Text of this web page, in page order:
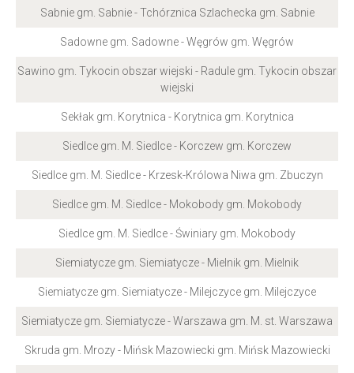
Sabnie gm. Sabnie - Tchórznica Szlachecka gm. Sabnie
Sadowne gm. Sadowne - Węgrów gm. Węgrów
Sawino gm. Tykocin obszar wiejski - Radule gm. Tykocin obszar
wiejski
Sekłak gm. Korytnica - Korytnica gm. Korytnica
Siedlce gm. M. Siedlce - Korczew gm. Korczew
Siedlce gm. M. Siedlce - Krzesk-Królowa Niwa gm. Zbuczyn
Siedlce gm. M. Siedlce - Mokobody gm. Mokobody
Siedlce gm. M. Siedlce - Świniary gm. Mokobody
Siemiatycze gm. Siemiatycze - Mielnik gm. Mielnik
Siemiatycze gm. Siemiatycze - Milejczyce gm. Milejczyce
Siemiatycze gm. Siemiatycze - Warszawa gm. M. st. Warszawa
Skruda gm. Mrozy - Mińsk Mazowiecki gm. Mińsk Mazowiecki